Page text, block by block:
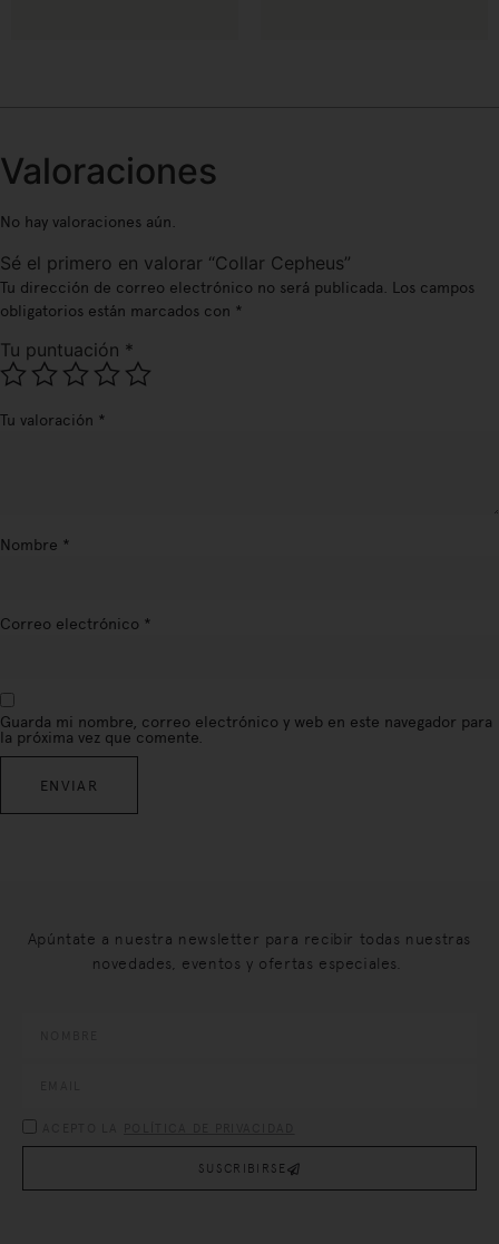
Valoraciones
No hay valoraciones aún.
Sé el primero en valorar “Collar Cepheus”
Tu dirección de correo electrónico no será publicada.
Los campos
obligatorios están marcados con *
Tu puntuación *
Tu valoración *
Nombre *
Correo electrónico *
Guarda mi nombre, correo electrónico y web en este navegador para
la próxima vez que comente.
Apúntate a nuestra newsletter para recibir todas nuestras
novedades, eventos y ofertas especiales.
SUSCRIBIRSE